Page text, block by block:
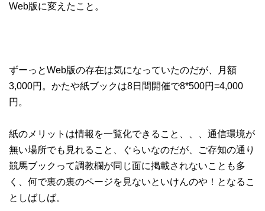
Web版に変えたこと。
ずーっとWeb版の存在は気になっていたのだが、月額
3,000円。かたや紙ブックは8日間開催で8*500円=4,000
円。
紙のメリットは情報を一覧化できること、、、通信環境が
無い場所でも見れること、ぐらいなのだが、ご存知の通り
競馬ブックって調教欄が同じ面に掲載されないことも多
く、何で裏の裏のページを見ないといけんのや！となるこ
としばしば。